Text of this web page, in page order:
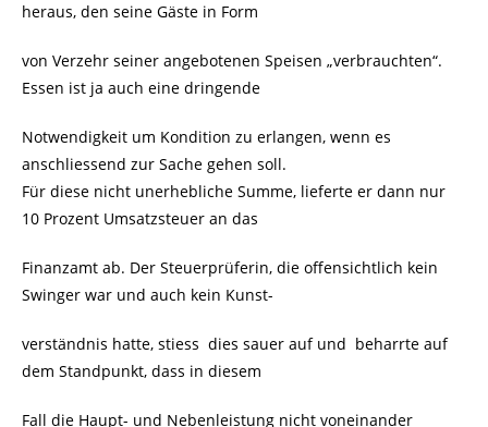
heraus, den seine Gäste in Form
von Verzehr seiner angebotenen Speisen „verbrauchten“.
Essen ist ja auch eine dringende
Notwendigkeit um Kondition zu erlangen, wenn es
anschliessend zur Sache gehen soll.
Für diese nicht unerhebliche Summe, lieferte er dann nur
10 Prozent Umsatzsteuer an das
Finanzamt ab. Der Steuerprüferin, die offensichtlich kein
Swinger war und auch kein Kunst-
verständnis hatte, stiess dies sauer auf und beharrte auf
dem Standpunkt, dass in diesem
Fall die Haupt- und Nebenleistung nicht voneinander